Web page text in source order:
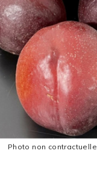
Photo non contractuelle